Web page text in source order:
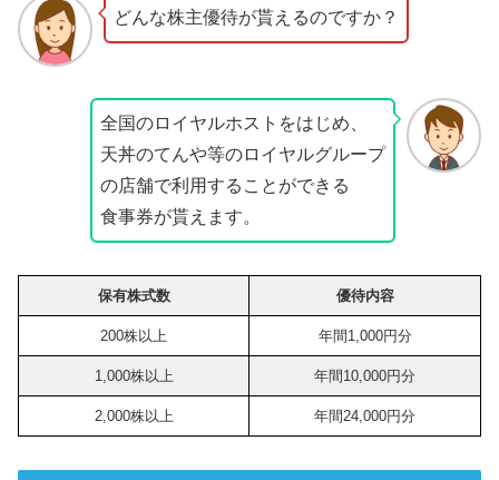
どんな株主優待が貰えるのですか？
全国のロイヤルホストをはじめ、
天丼のてんや等のロイヤルグループ
の店舗で利用することができる
食事券が貰えます。
保有株式数 優待内容
200株以上 年間1,000円分
1,000株以上 年間10,000円分
2,000株以上 年間24,000円分